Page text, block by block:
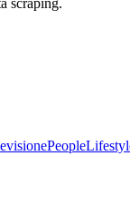
scraping.
People